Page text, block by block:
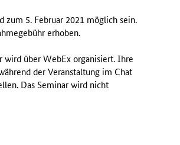
zum 5. Februar 2021 möglich sein.
erhoben.
wird über WebEx organisiert. Ihre
der Veranstaltung im Chat
Das Seminar wird nicht